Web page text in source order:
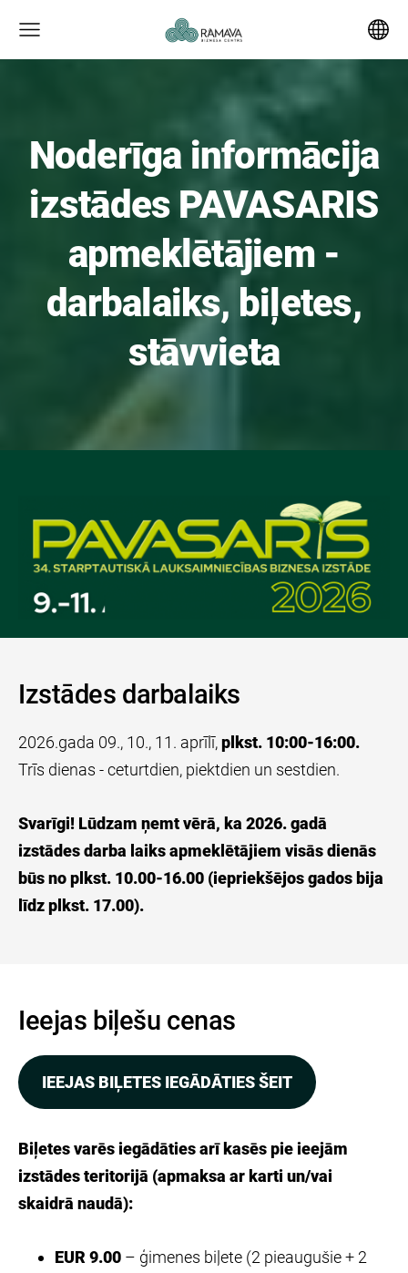
Noderīga informācija
izstādes PAVASARIS
apmeklētājiem -
darbalaiks, biļetes,
stāvvieta
Izstādes darbalaiks
2026.gada 09., 10., 11. aprīlī,plkst. 10:00-16:00.
Trīs dienas - ceturtdien, piektdien un sestdien.
Svarīgi! Lūdzam ņemt vērā, ka 2026. gadā
izstādes darba laiks apmeklētājiem visās dienās
būs no plkst. 10.00-16.00 (iepriekšējos gados bija
līdz plkst. 17.00).
Ieejas biļešu cenas
IEEJAS BIĻETES IEGĀDĀTIES ŠEIT
Biļetes varēs iegādāties arī kasēs pie ieejām
izstādes teritorijā (apmaksa ar karti un/vai
skaidrā naudā):
EUR 9.00 – ģimenes biļete (2 pieaugušie + 2